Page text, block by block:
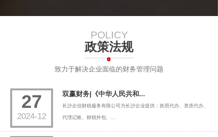
POLICY
政策法规
致力于解决企业面临的财务管理问题
27
2024-12
双赢财务|《中华人民共和...
长沙企信财税服务有限公司为长沙企业提供：执照代办、资质代办、
代理记账、财税外包、...